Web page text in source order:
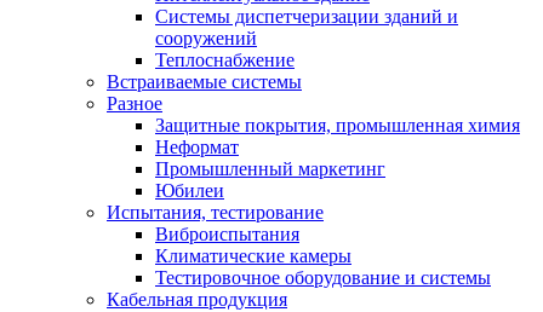
Системы диспетчеризации зданий и
сооружений
Теплоснабжение
Встраиваемые системы
Разное
Защитные покрытия, промышленная химия
Неформат
Промышленный маркетинг
Юбилеи
Испытания, тестирование
Виброиспытания
Климатические камеры
Тестировочное оборудование и системы
Кабельная продукция